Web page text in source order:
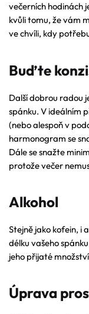
večerních hodinách
kvůli tomu, že vám
ve chvíli, kdy
Buďte
Další dobrou radou
spánku. V ideálním
(nebo alespoň v
harmonogram se
Dále se snažte
protože večer
Alkohol
Stejně jako kofein, i
délku vašeho
jeho přijaté
Úprava